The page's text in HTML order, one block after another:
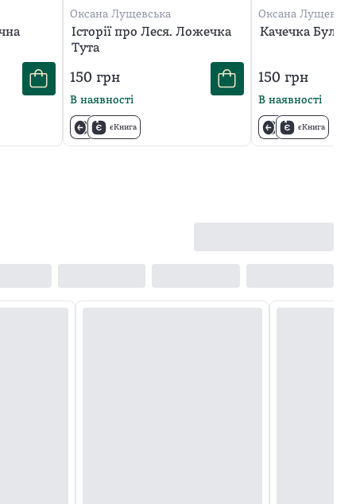
Оксана Лущевська
Історії про Леся. Ложечка
Тута
150 грн
В наявності
єКнига
Оксана
Качечка Булька
150грн
В наявності
єКнига